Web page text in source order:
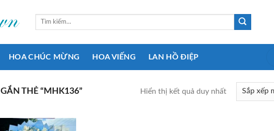
Tìm
HOA CHÚC MỪNG HOA VIẾNG LAN HỒ ĐIỆP
THẺ “MHK136” Hiển thị kết quả duy nhất